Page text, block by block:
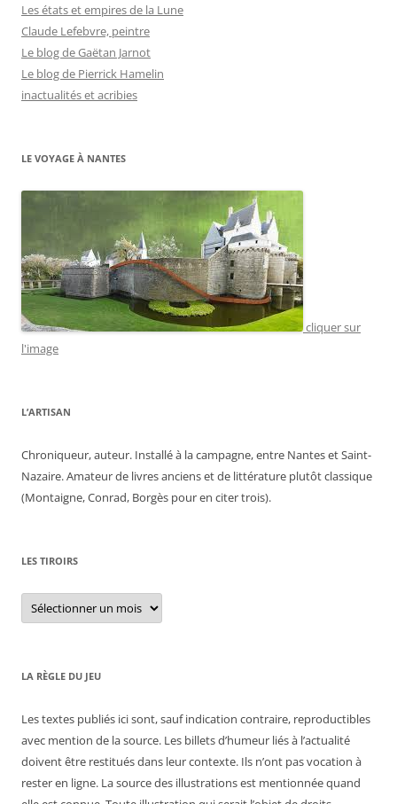
Les états et empires de la Lune
Claude Lefebvre, peintre
Le blog de Gaëtan Jarnot
Le blog de Pierrick Hamelin
inactualités et acribies
LE VOYAGE À NANTES
cliquer sur
l'image
L’ARTISAN
Chroniqueur, auteur. Installé à la campagne, entre Nantes et Saint-
Nazaire. Amateur de livres anciens et de littérature plutôt classique
(Montaigne, Conrad, Borgès pour en citer trois).
LES TIROIRS
Les
tiroirs
LA RÈGLE DU JEU
Les textes publiés ici sont, sauf indication contraire, reproductibles
avec mention de la source. Les billets d’humeur liés à l’actualité
doivent être restitués dans leur contexte. Ils n’ont pas vocation à
rester en ligne. La source des illustrations est mentionnée quand